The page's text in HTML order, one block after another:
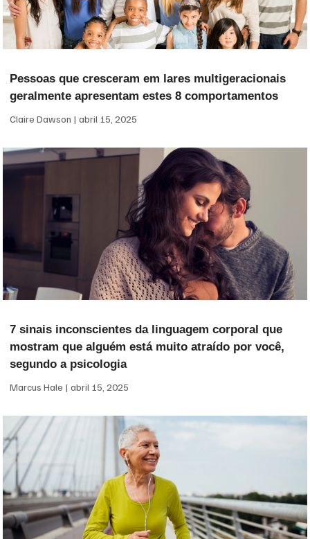
Pessoas que cresceram em lares multigeracionais
geralmente apresentam estes 8 comportamentos
Claire Dawson abril 15, 2025
7 sinais inconscientes da linguagem corporal que
mostram que alguém está muito atraído por você,
segundo a psicologia
Marcus Hale abril 15, 2025